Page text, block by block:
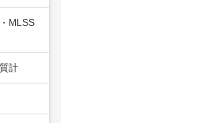
MLSS
計